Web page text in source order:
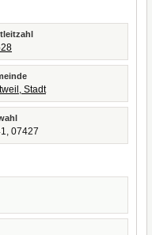
Stadt
07427